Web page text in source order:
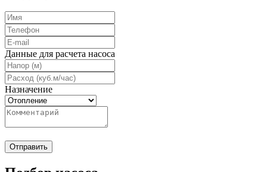
Данные для расчета насоса
Назначение
Отправить